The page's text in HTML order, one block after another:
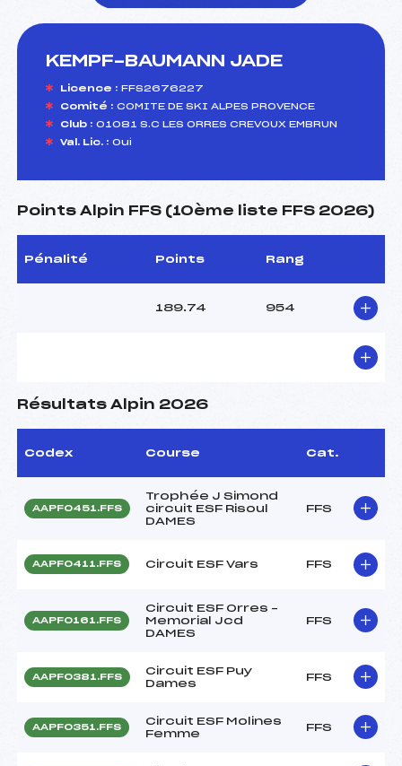
KEMPF-BAUMANN JADE
Licence : FFS2676227
Comité : COMITE DE SKI ALPES PROVENCE
Club : 01081 S.C LES ORRES CREVOUX EMBRUN
Val. Lic. : Oui
Points Alpin FFS (10ème liste FFS 2026)
Pénalité Points Rang
189.74 954
Résultats Alpin 2026
Codex Course Cat.
AAPF0451.FFS
Trophée J Simond
circuit ESF Risoul
DAMES
FFS
AAPF0411.FFS Circuit ESF Vars FFS
AAPF0161.FFS
Circuit ESF Orres –
Memorial Jcd
DAMES
FFS
AAPF0381.FFS
Circuit ESF Puy
Dames
FFS
AAPF0351.FFS
Circuit ESF Molines
Femme
FFS